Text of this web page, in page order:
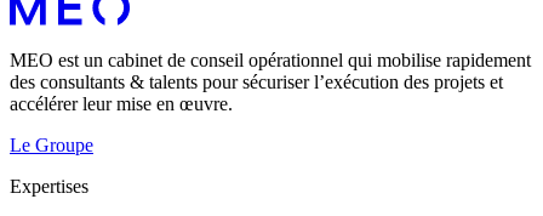
MEO est un cabinet de conseil opérationnel qui mobilise rapidement
des consultants & talents pour sécuriser l’exécution des projets et
accélérer leur mise en œuvre.
Le Groupe
Expertises